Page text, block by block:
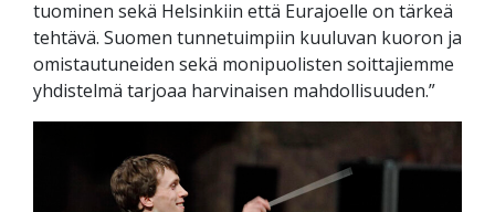
tuominen sekä Helsinkiin että Eurajoelle on tärkeä
tehtävä. Suomen tunnetuimpiin kuuluvan kuoron ja
omistautuneiden sekä monipuolisten soittajiemme
yhdistelmä tarjoaa harvinaisen mahdollisuuden.”